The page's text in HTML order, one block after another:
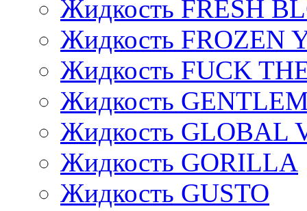
Жидкость FRESH
Жидкость FROZEN
Жидкость FUCK
Жидкость
Жидкость GLOBAL
Жидкость GORILLA
Жидкость GUSTO